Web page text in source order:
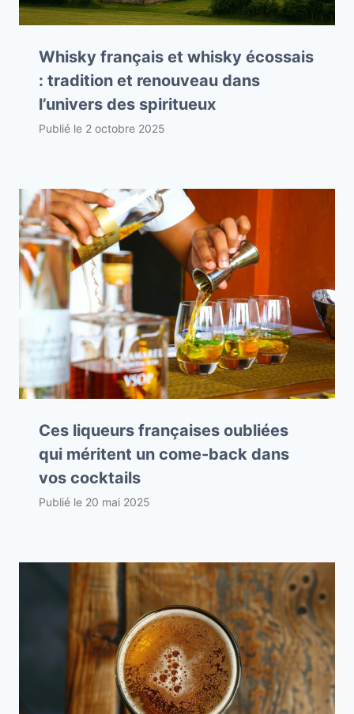
Whisky français et whisky écossais
: tradition et renouveau dans
l’univers des spiritueux
Publié le 2 octobre 2025
Ces liqueurs françaises oubliées
qui méritent un come-back dans
vos cocktails
Publié le 20 mai 2025